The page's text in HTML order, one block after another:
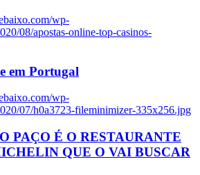
wp-
08/apostas-online-top-casinos-
em Portugal
wp-
07/h0a3723-fileminimizer-335x256.jpg
PAÇO É O RESTAURANTE
QUE O VAI BUSCAR